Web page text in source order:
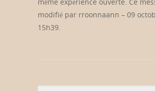
modifié par rroonnaann – 09
15h39.